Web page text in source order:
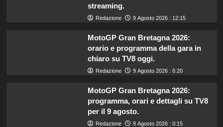
streaming.
Redazione 9 Agosto 2026 : 12:15
MotoGP Gran Bretagna 2026:
orario e programma della gara in
chiaro su TV8 oggi.
Redazione 9 Agosto 2026 : 6:20
MotoGP Gran Bretagna 2026:
programma, orari e dettagli su TV8
per il 9 agosto.
Redazione 9 Agosto 2026 : 0:15